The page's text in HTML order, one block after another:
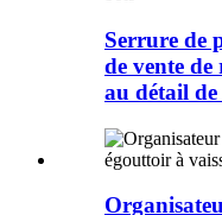
Serrure de
de vente de
au détail de